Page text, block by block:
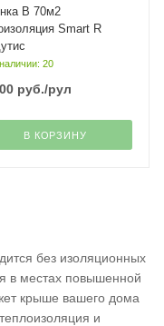
B 70м2
Smart R
20
руб./рул
В КОРЗИНУ
без изоляционных
в местах повышенной
крыше вашего дома
и